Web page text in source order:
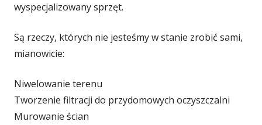
wyspecjalizowany sprzęt.
Są rzeczy, których nie jesteśmy w stanie zrobić sami,
mianowicie:
Niwelowanie terenu
Tworzenie filtracji do przydomowych oczyszczalni
Murowanie ścian